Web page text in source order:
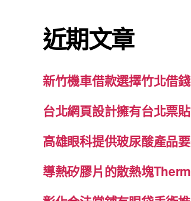
字:
近期文章
新竹機車借款選擇竹北借
台北網頁設計擁有台北票
高雄眼科提供玻尿酸產品
導熱矽膠片的散熱塊